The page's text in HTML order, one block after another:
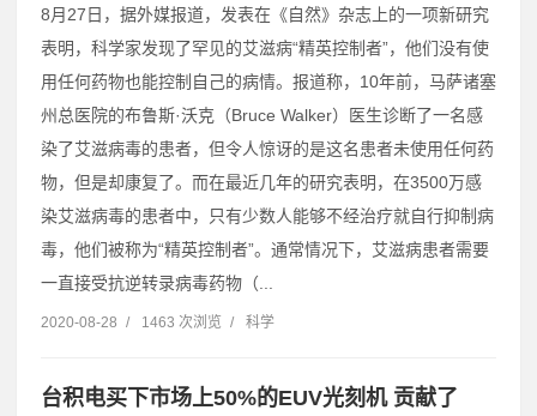
8月27日，据外媒报道，发表在《自然》杂志上的一项新研究
表明，科学家发现了罕见的艾滋病“精英控制者”，他们没有使
用任何药物也能控制自己的病情。报道称，10年前，马萨诸塞
州总医院的布鲁斯·沃克（Bruce Walker）医生诊断了一名感
染了艾滋病毒的患者，但令人惊讶的是这名患者未使用任何药
物，但是却康复了。而在最近几年的研究表明，在3500万感
染艾滋病毒的患者中，只有少数人能够不经治疗就自行抑制病
毒，他们被称为“精英控制者”。通常情况下，艾滋病患者需要
一直接受抗逆转录病毒药物（...
2020-08-28 / 1463 次浏览 / 科学
台积电买下市场上50%的EUV光刻机 贡献了